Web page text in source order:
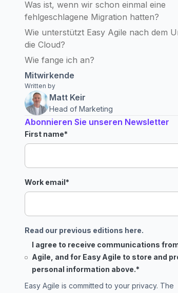
Was ist, wenn wir schon einmal eine
fehlgeschlagene Migration hatten?
Wie unterstützt Easy Agile nach dem
die Cloud?
Wie fange ich an?
Mitwirkende
Written by
Matt Keir
Head of Marketing
Abonnieren Sie unseren Newsletter
First name*
Work email*
Read our previous editions here.
I agree to receive communications
Agile, and for Easy Agile to store and
personal information above.*
Easy Agile is committed to your privacy. The